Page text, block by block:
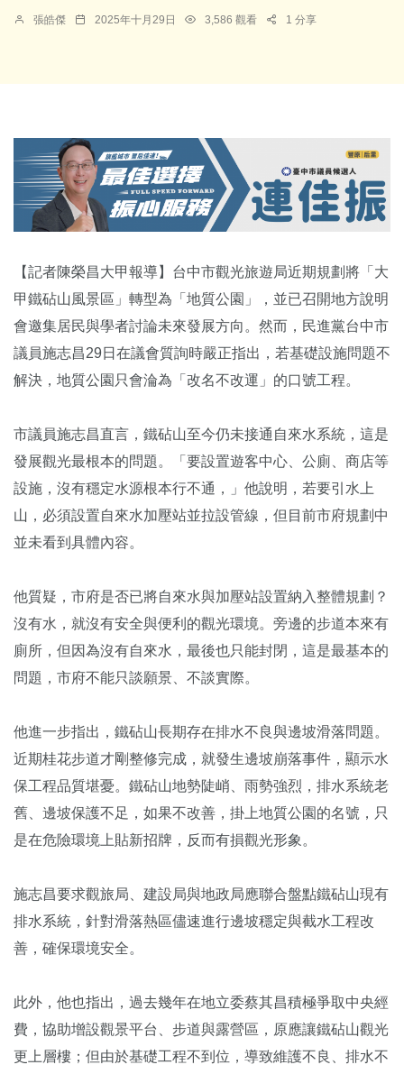
張皓傑 2025年十月29日 3,586 觀看 1 分享
【記者陳榮昌大甲報導】台中市觀光旅遊局近期規劃將「大
甲鐵砧山風景區」轉型為「地質公園」，並已召開地方說明
會邀集居民與學者討論未來發展方向。然而，民進黨台中市
議員施志昌29日在議會質詢時嚴正指出，若基礎設施問題不
解決，地質公園只會淪為「改名不改運」的口號工程。
市議員施志昌直言，鐵砧山至今仍未接通自來水系統，這是
發展觀光最根本的問題。「要設置遊客中心、公廁、商店等
設施，沒有穩定水源根本行不通，」他說明，若要引水上
山，必須設置自來水加壓站並拉設管線，但目前市府規劃中
並未看到具體內容。
他質疑，市府是否已將自來水與加壓站設置納入整體規劃？
沒有水，就沒有安全與便利的觀光環境。旁邊的步道本來有
廁所，但因為沒有自來水，最後也只能封閉，這是最基本的
問題，市府不能只談願景、不談實際。
他進一步指出，鐵砧山長期存在排水不良與邊坡滑落問題。
近期桂花步道才剛整修完成，就發生邊坡崩落事件，顯示水
保工程品質堪憂。鐵砧山地勢陡峭、雨勢強烈，排水系統老
舊、邊坡保護不足，如果不改善，掛上地質公園的名號，只
是在危險環境上貼新招牌，反而有損觀光形象。
施志昌要求觀旅局、建設局與地政局應聯合盤點鐵砧山現有
排水系統，針對滑落熱區儘速進行邊坡穩定與截水工程改
善，確保環境安全。
此外，他也指出，過去幾年在地立委蔡其昌積極爭取中央經
費，協助增設觀景平台、步道與露營區，原應讓鐵砧山觀光
更上層樓；但由於基礎工程不到位，導致維護不良、排水不